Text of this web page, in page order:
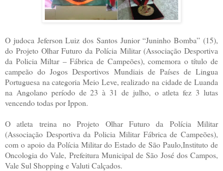
O judoca Jeferson Luiz dos Santos Junior “Juninho Bomba” (15),
do Projeto Olhar Futuro da Polícia Militar (Associação Desportiva
da Policia Miltar – Fábrica de Campeões), comemora o título de
campeão do Jogos Desportivos Mundiais de Países de Lingua
Portuguesa na categoria Meio Leve, realizado na cidade de Luanda
na Angolano período de 23 à 31 de julho, o atleta fez 3 lutas
vencendo todas por Ippon.
O atleta treina no Projeto Olhar Futuro da Polícia Militar
(Associação Desportiva da Policia Militar Fábrica de Campeões),
com o apoio da Polícia Militar do Estado de São Paulo,Instituto de
Oncologia do Vale, Prefeitura Municipal de São José dos Campos,
Vale Sul Shopping e Valuti Calçados.